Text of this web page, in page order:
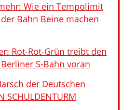
Wie ein Tempolimit
Bahn Beine machen
Rot-Rot-Grün treibt den
S-Bahn voran
der Deutschen
SCHULDENTURM